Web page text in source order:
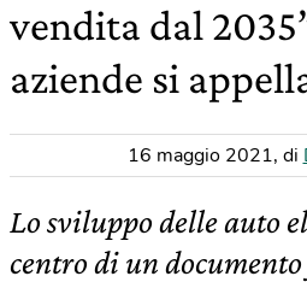
vendita dal
aziende si
16 maggio 2021, di
Lo sviluppo delle auto
centro di un